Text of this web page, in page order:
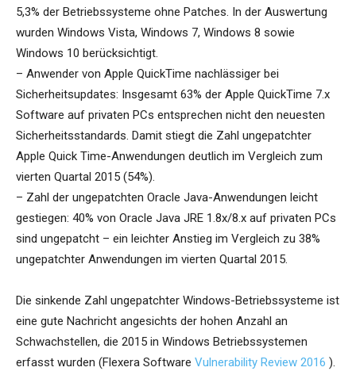
5,3% der Betriebssysteme ohne Patches. In der Auswertung
wurden Windows Vista, Windows 7, Windows 8 sowie
Windows 10 berücksichtigt.
– Anwender von Apple QuickTime nachlässiger bei
Sicherheitsupdates: Insgesamt 63% der Apple QuickTime 7.x
Software auf privaten PCs entsprechen nicht den neuesten
Sicherheitsstandards. Damit stiegt die Zahl ungepatchter
Apple Quick Time-Anwendungen deutlich im Vergleich zum
vierten Quartal 2015 (54%).
– Zahl der ungepatchten Oracle Java-Anwendungen leicht
gestiegen: 40% von Oracle Java JRE 1.8x/8.x auf privaten PCs
sind ungepatcht – ein leichter Anstieg im Vergleich zu 38%
ungepatchter Anwendungen im vierten Quartal 2015.
Die sinkende Zahl ungepatchter Windows-Betriebssysteme ist
eine gute Nachricht angesichts der hohen Anzahl an
Schwachstellen, die 2015 in Windows Betriebssystemen
erfasst wurden (Flexera Software Vulnerability Review 2016 ).